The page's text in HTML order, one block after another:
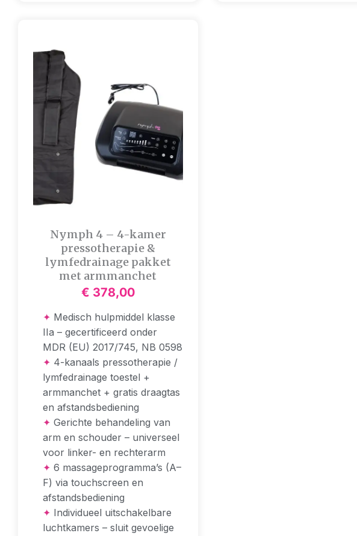
Nymph 4 – 4-kamer
pressotherapie &
lymfedrainage pakket
met armmanchet
€ 378,00
✦ Medisch hulpmiddel klasse
IIa – gecertificeerd onder
MDR (EU) 2017/745, NB 0598
✦ 4-kanaals pressotherapie /
lymfedrainage toestel +
armmanchet + gratis draagtas
en afstandsbediening
✦ Gerichte behandeling van
arm en schouder – universeel
voor linker- en rechterarm
✦ 6 massageprogramma’s (A–
F) via touchscreen en
afstandsbediening
✦ Individueel uitschakelbare
luchtkamers – sluit gevoelige